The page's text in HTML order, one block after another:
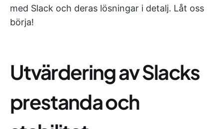
med Slack och deras lösningar i detalj. Låt oss
börja!
Utvärdering av Slacks
prestanda och